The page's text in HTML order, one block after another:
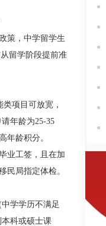
策，中学留学生
留学阶段提前准
项目可放宽，
年龄为25-35
年龄积分。​
业工签，且在加
民局指定体检。​
学学历不满足
科或硕士课